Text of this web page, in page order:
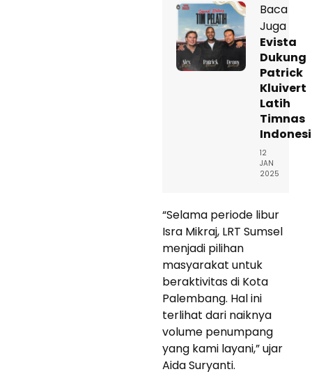
Baca
Juga
Evista
Dukung
Patrick
Kluivert
Latih
Timnas
12
JAN
2025
“Selama periode libur
Isra Mikraj, LRT Sumsel
menjadi pilihan
masyarakat untuk
beraktivitas di Kota
Palembang. Hal ini
terlihat dari naiknya
volume penumpang
yang kami layani,” ujar
Aida Suryanti.